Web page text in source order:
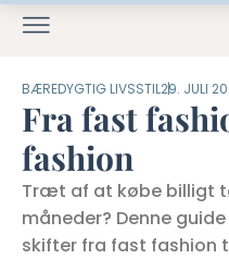
BÆREDYGTIG LIVSSTIL29. JULI
Fra fast
fashion
Træt af at købe billigt
måneder? Denne
skifter fra fast fashion